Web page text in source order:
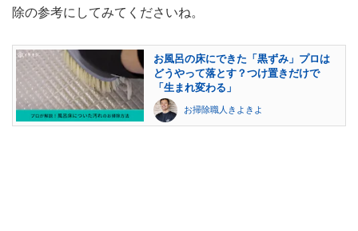
除の参考にしてみてくださいね。
お風呂の床にできた「黒ずみ」プロは
どうやって落とす？つけ置きだけで
「生まれ変わる」
お掃除職人きよきよ